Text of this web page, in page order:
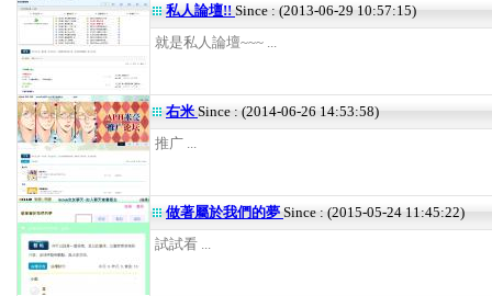
私人論壇!! Since : (2013-06-29 10:57:15)
就是私人論壇~~~ ...
右米Since : (2014-06-26 14:53:58)
推广 ...
做著屬於我們的夢 Since : (2015-05-24 11:45:22)
試試看 ...